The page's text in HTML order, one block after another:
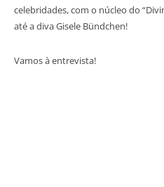
celebridades, com o núcleo do
até a diva Gisele Bündchen!
Vamos à entrevista!